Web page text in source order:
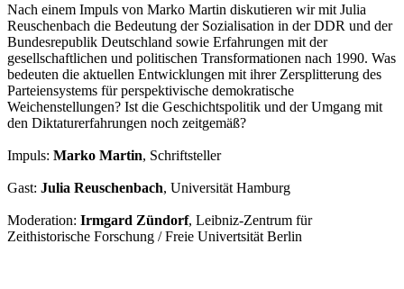
Nach einem Impuls von Marko Martin diskutieren wir mit Julia
Reuschenbach die Bedeutung der Sozialisation in der DDR und der
Bundesrepublik Deutschland sowie Erfahrungen mit der
gesellschaftlichen und politischen Transformationen nach 1990. Was
bedeuten die aktuellen Entwicklungen mit ihrer Zersplitterung des
Parteiensystems für perspektivische demokratische
Weichenstellungen? Ist die Geschichtspolitik und der Umgang mit
den Diktaturerfahrungen noch zeitgemäß?
Impuls: Marko Martin, Schriftsteller
Gast: Julia Reuschenbach, Universität Hamburg
Moderation: Irmgard Zündorf, Leibniz-Zentrum für
Zeithistorische Forschung / Freie Univertsität Berlin